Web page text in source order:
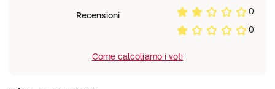
Recensioni
0
0
Come calcoliamo i voti